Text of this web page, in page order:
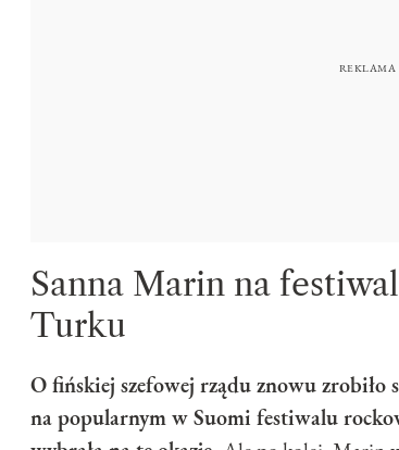
Sanna Marin na
Turku
O fińskiej szefowej rządu znowu zrobiło
na popularnym w Suomi festiwalu